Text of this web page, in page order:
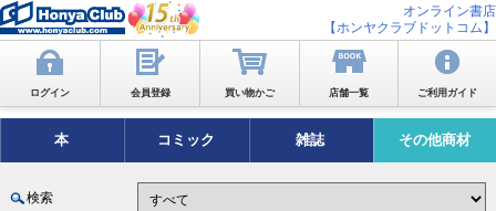
オンライン書店
【ホンヤクラブドットコム】
ログイン 会員登録 買い物かご 店舗一覧 ご利用ガイド
本 コミック 雑誌 その他商材
検索